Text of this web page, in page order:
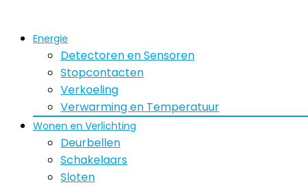
Energie
Detectoren en Sensoren
Stopcontacten
Verkoeling
Verwarming en Temperatuur
Wonen en Verlichting
Deurbellen
Schakelaars
Sloten